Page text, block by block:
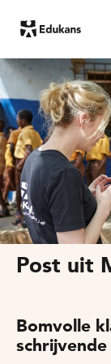
Post uit
Bomvolle